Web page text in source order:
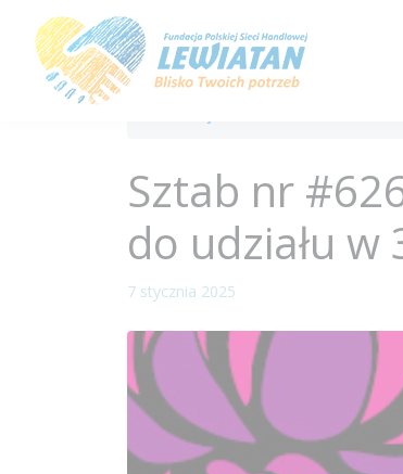
Sztab nr
do udziału w
7 stycznia 2025